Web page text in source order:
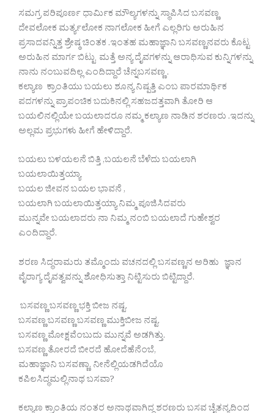
ಸಮಗ್ರ ಪರಿಪೂರ್ಣ ಧಾರ್ಮಿಕ ಮೌಲ್ಯಗಳನ್ನು ಸ್ಥಾಪಿಸಿದ ಬಸವಣ್ಣ
ದೇವಲೋಕ ಮರ್ತ್ಯಲೋಕ ನಾಗಲೋಕ ಹೀಗೆ ಎಲ್ಲರಿಗು ಅರುಹಿನ
ಪ್ರಸಾದವನ್ನಿತ್ತ ಶ್ರೇಷ್ಠ ಚಿಂತಕ .ಇಂತಹ ಮಹಾಜ್ಞಾನಿ ಬಸವಣ್ಣನವರು ಕೊಟ್ಟ
ಅರುಹಿನ ಮಾರ್ಗ ಬಿಟ್ಟು ಮತ್ತೆ ಅನ್ಯ ದೈವಗಳನ್ನು ಆರಾಧಿಸುವ ಕುನ್ನಿಗಳನ್ನು
ನಾನು ನಂಬುವದಿಲ್ಲ ಎಂದಿದ್ದಾರೆ ಚೆನ್ನಬಸವಣ್ಣ .
ಕಲ್ಯಾಣ ಕ್ರಾಂತಿಯು ಬಯಲು ಶೂನ್ಯ ನಿಷ್ಪತ್ತಿ ಎಂಬ ಪಾರಮಾರ್ಥಿಕ
ಪದಗಳನ್ನು ಪ್ರಾಪಂಚಿಕ ಬದುಕಿನಲ್ಲಿ ಸಹಜದತ್ತವಾಗಿ ತೋರಿ ಆ
ಬಯಲಿನಲ್ಲಿಯೇ ಬಯಲಾದರೂ ನಮ್ಮ ಕಲ್ಯಾಣ ನಾಡಿನ ಶರಣರು .ಇದನ್ನು
ಅಲ್ಲಮ ಪ್ರಭುಗಳು ಹೀಗೆ ಹೇಳಿದ್ದಾರೆ.
ಬಯಲು ಬಳಯಲನೆ ಬಿತ್ತಿ ,ಬಯಲನೆ ಬೆಳೆದು ಬಯಲಾಗಿ
ಬಯಲಾಯಿತ್ತಯ್ಯಾ
ಬಯಲ ಜೀವನ ಬಯಲ ಭಾವನೆ ,
ಬಯಲಾಗಿ ಬಯಲಾಯಿತ್ತಯ್ಯಾ ನಿಮ್ಮ ಪೂಜಿಸಿದವರು
ಮುನ್ನವೇ ಬಯಲಾದರು ನಾ ನಿಮ್ಮ ನಂಬಿ ಬಯಲಾದೆ ಗುಹೇಶ್ವರ
ಎಂದಿದ್ದಾರೆ.
ಶರಣ ಸಿದ್ಧರಾಮರು ತಮ್ಮೊಂದು ವಚನದಲ್ಲಿ ಬಸವಣ್ಣನ ಅರಿಹು ಜ್ಞಾನ
ವೈರಾಗ್ಯ ದೈವತ್ವವನ್ನು ಶೋಧಿಸುತ್ತಾ ನಿಟ್ಟಿಸುರು ಬಿಟ್ಟಿದ್ದಾರೆ.
ಬಸವಣ್ಣ ಬಸವಣ್ಣ ಭಕ್ತಿ ಬೀಜ ನಷ್ಟ.
ಬಸವಣ್ಣ ಬಸವಣ್ಣ ಬಸವಣ್ಣ ಮುಕ್ತಿಬೀಜ ನಷ್ಟ.
ಬಸವಣ್ಣ ಮೋಕ್ಷವೆಂಬುದು ಮುನ್ನವೆ ಅಡಗಿತ್ತು.
ಬಸವಣ್ಣ ತೋರದೆ ಬೀರದೆ ಹೋದೆಹೆನೆಂಬೆ,
ಮಹಾಜ್ಞಾನಿ ಬಸವಣ್ಣಾ, ನೀನೆಲ್ಲಿಯಡಗಿದೆಯೊ
ಕಪಿಲಸಿದ್ಧಮಲ್ಲಿನಾಥ ಬಸವಾ?
ಕಲ್ಯಾಣ ಕ್ರಾಂತಿಯ ನಂತರ ಅನಾಥವಾಗಿದ್ದ ಶರಣರು ಬಸವ ಚೈತನ್ಯದಿಂದ